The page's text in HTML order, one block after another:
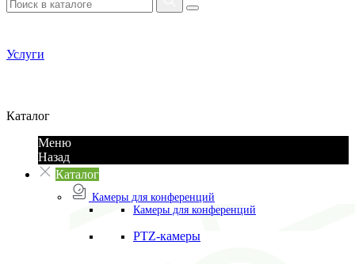
Услуги
Каталог
Меню
Назад
Каталог
Камеры для конференций
Камеры для конференций
PTZ-камеры